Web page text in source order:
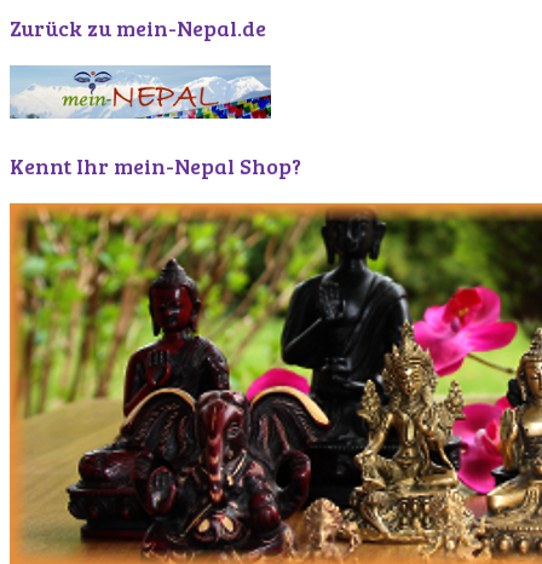
Zurück zu mein-Nepal.de
Kennt Ihr mein-Nepal Shop?